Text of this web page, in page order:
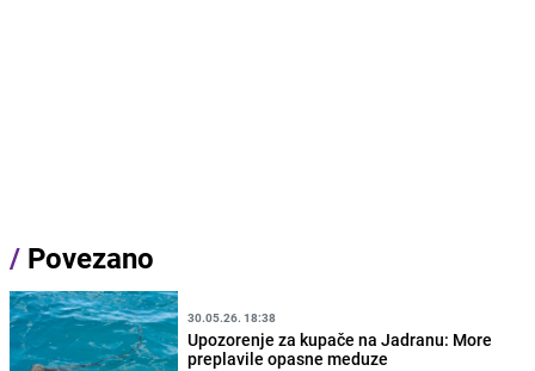
/ Povezano
30.05.26. 18:38
Upozorenje za kupače na Jadranu: More
preplavile opasne meduze